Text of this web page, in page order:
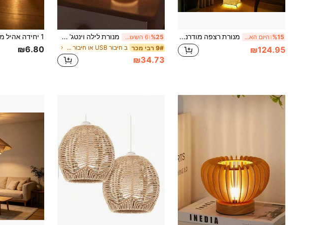
%15 היום האחרון מנורת רצפה מודרנית בעיצוב פשוט 50 אינץ' עם תאורה רכה, שלט רחוק 3 צבעים, מנורת LED עם אהיל בד Tyvek, בהירות מתכווננת לסלון, חדר שינה, חדר משחקים
₪124.95
%25 6 השעות האחרונות מנורת לילה וינטג' מבד 1 יחידות, אור חם עם בסיס עץ, מנורת שולחן LED רומנטית ונעימה יצירתית לחדר שינה, ליד המיטה, לסלון
9# רבי מכר ב חיבור USB או חיבור חשמל DC אחר מנורות שולחן
₪34.73
₪6.80